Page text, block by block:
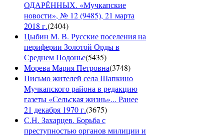
ОДАРЁННЫХ. «Мучкапские
новости», № 12 (9485), 21 марта
2018 г.(2404)
Цыбин М. В. Русские поселения на
периферии Золотой Орды в
Среднем Подонье(5435)
Морева Мария Петровна(3748)
Письмо жителей села Шапкино
Мучкапского района в редакцию
газеты «Сельская жизнь»... Ранее
21 декабря 1970 г.(3675)
С.Н. Захарцев. Борьба с
преступностью органов милиции и